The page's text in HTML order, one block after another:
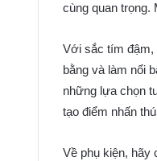
cùng quan trọng.
Với sắc tím đậm,
bằng và làm nổi
những lựa chọn
tạo điểm nhấn
Về phụ kiện, hãy